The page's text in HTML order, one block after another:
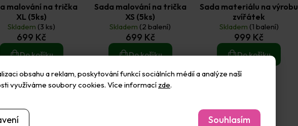
obsahu a reklam, poskytování funkcí sociálních médií a analýze naší
využíváme soubory cookies. Více informací zde.
Souhlasím
malování na trička
XL (5ks)
Skladem (3 ks)
699 Kč
Do košíku
Sada malování na trička
XS (5ks)
Skladem (2 balení)
699 Kč
Do košíku
Sada materiálu na výrobu
zvířátek
Skladem (1 balení)
999 Kč
Do košíku